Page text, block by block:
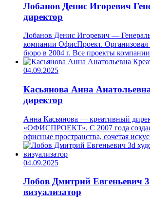
Лобанов Денис Игоревич
директор
Лобанов Денис Игоревич —
компании ОфисПроект. Организовал
бюро в 2004 г. Все проекты
04.09.2025
Касьянова Анна
директор
Анна Касьянова — креативный
«ОФИСПРОЕКТ». С 2007 года
офисные пространства, сочетая
04.09.2025
Лобов Дмитрий Евгеньевич
визуализатор